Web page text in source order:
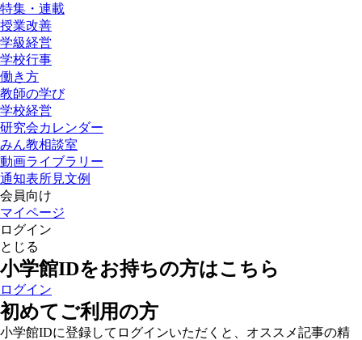
特集・連載
授業改善
学級経営
学校行事
働き方
教師の学び
学校経営
研究会カレンダー
みん教相談室
動画ライブラリー
通知表所見文例
会員向け
マイページ
ログイン
とじる
小学館IDをお持ちの方はこちら
ログイン
初めてご利用の方
小学館IDに登録してログインいただくと、オススメ記事の精